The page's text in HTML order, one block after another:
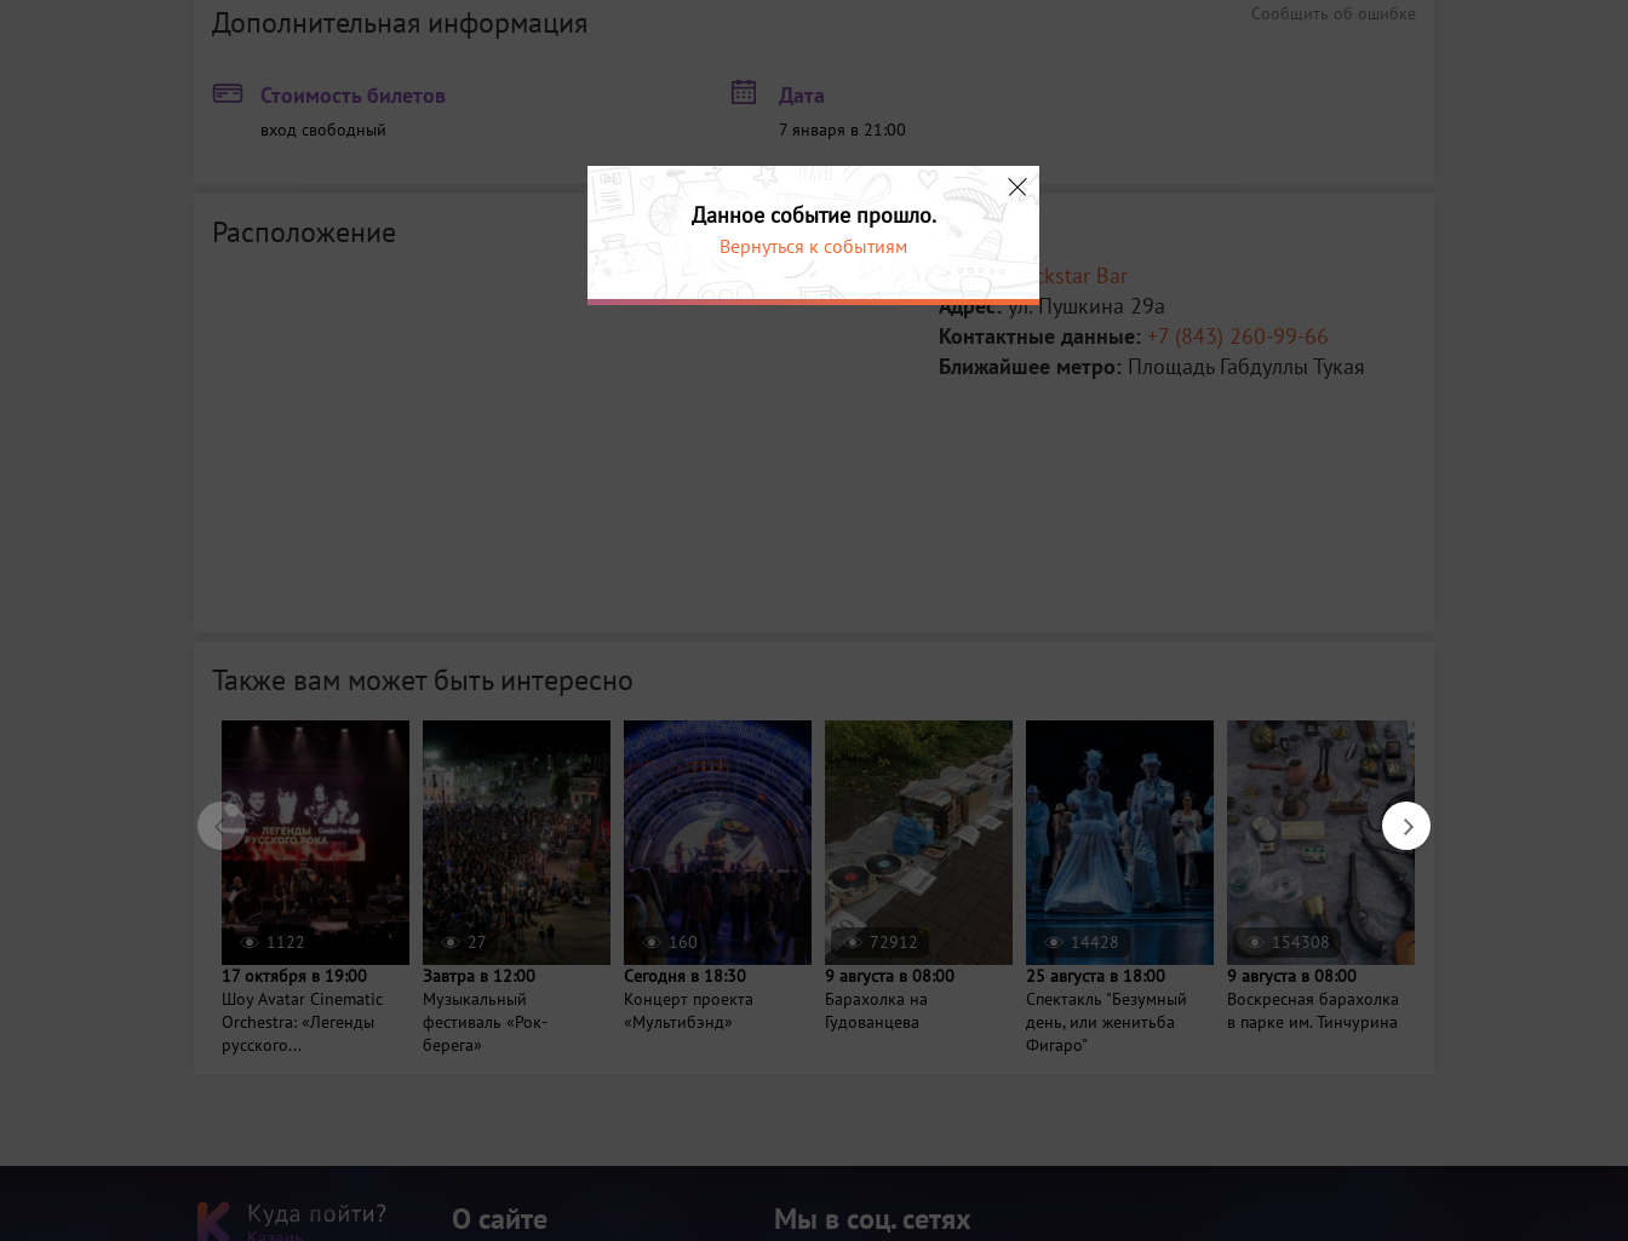
Сообщить об ошибке
Дополнительная информация
Стоимость билетов
вход свободный
Дата
7 января в 21:00
Расположение
Место:
Rockstar Bar
Адрес:ул. Пушкина 29а
Контактные данные: +7 (843) 260-99-66
Ближайшее метро: Площадь Габдуллы Тукая
Также вам может быть интересно
1122
17 октября в 19:00
Шоу Avatar Cinematic
Orchestra: «Легенды
русского...
27
Завтра в 12:00
Музыкальный
фестиваль «Рок-
берега»
160
Сегодня в 18:30
Концерт проекта
«Мультибэнд»
72912
9 августа в 08:00
Барахолка на
Гудованцева
14428
25 августа в 18:00
Спектакль "Безумный
день, или женитьба
Фигаро"
154308
9 августа в 08:00
Воскресная барахолка
в парке им. Тинчурина
Данное событие прошло.
Вернуться к событиям
О сайте Мы в соц. сетях